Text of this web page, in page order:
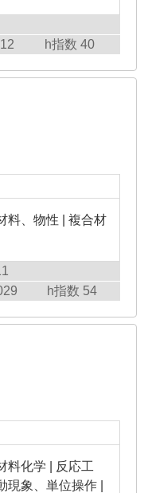
h指数 40
料、物性 | 複合材
h指数 54
料化学 | 反応工
象、単位操作 |